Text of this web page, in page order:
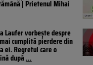
| Prietenul Mihai
Laufer vorbește despre
cumplită pierdere din
ei. Regretul care o
după...